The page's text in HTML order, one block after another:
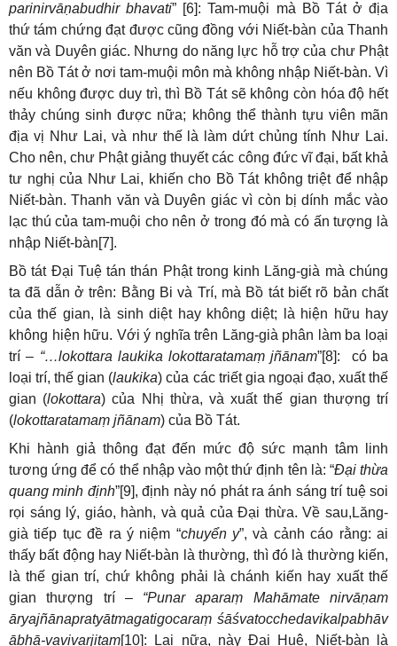
parinirvāṇabudhir bhavati” [6]: Tam-muội mà Bồ Tát ở địa
thứ tám chứng đạt được cũng đồng với Niết-bàn của Thanh
văn và Duyên giác. Nhưng do năng lực hỗ trợ của chư Phật
nên Bồ Tát ở nơi tam-muội môn mà không nhập Niết-bàn. Vì
nếu không được duy trì, thì Bồ Tát sẽ không còn hóa độ hết
thảy chúng sinh được nữa; không thể thành tựu viên mãn
địa vị Như Lai, và như thế là làm dứt chủng tính Như Lai.
Cho nên, chư Phật giảng thuyết các công đức vĩ đại, bất khả
tư nghị của Như Lai, khiến cho Bồ Tát không triệt để nhập
Niết-bàn. Thanh văn và Duyên giác vì còn bị dính mắc vào
lạc thú của tam-muội cho nên ở trong đó mà có ấn tượng là
nhập Niết-bàn[7].
Bồ tát Đại Tuệ tán thán Phật trong kinh Lăng-già mà chúng
ta đã dẫn ở trên: Bằng Bi và Trí, mà Bồ tát biết rõ bản chất
của thế gian, là sinh diệt hay không diệt; là hiện hữu hay
không hiện hữu. Với ý nghĩa trên Lăng-già phân làm ba loại
trí – “…lokottara laukika lokottaratamaṃ jñānam”[8]: có ba
loại trí, thế gian (laukika) của các triết gia ngoại đạo, xuất thế
gian (lokottara) của Nhị thừa, và xuất thế gian thượng trí
(lokottaratamaṃ jñānam) của Bồ Tát.
Khi hành giả thông đạt đến mức độ sức mạnh tâm linh
tương ứng để có thể nhập vào một thứ định tên là: “Đại thừa
quang minh định”[9], định này nó phát ra ánh sáng trí tuệ soi
rọi sáng lý, giáo, hành, và quả của Đại thừa. Về sau,Lăng-
già tiếp tục đề ra ý niệm “chuyển y”, và cảnh cáo rằng: ai
thấy bất động hay Niết-bàn là thường, thì đó là thường kiến,
là thế gian trí, chứ không phải là chánh kiến hay xuất thế
gian thượng trí – “Punar aparaṃ Mahāmate nirvāṇam
āryajñānapratyātmagatigocaraṃ śāśvatocchedavikalpabhāv
ābhā-vavivarjitam[10]: Lại nữa, này Đại Huệ, Niết-bàn là